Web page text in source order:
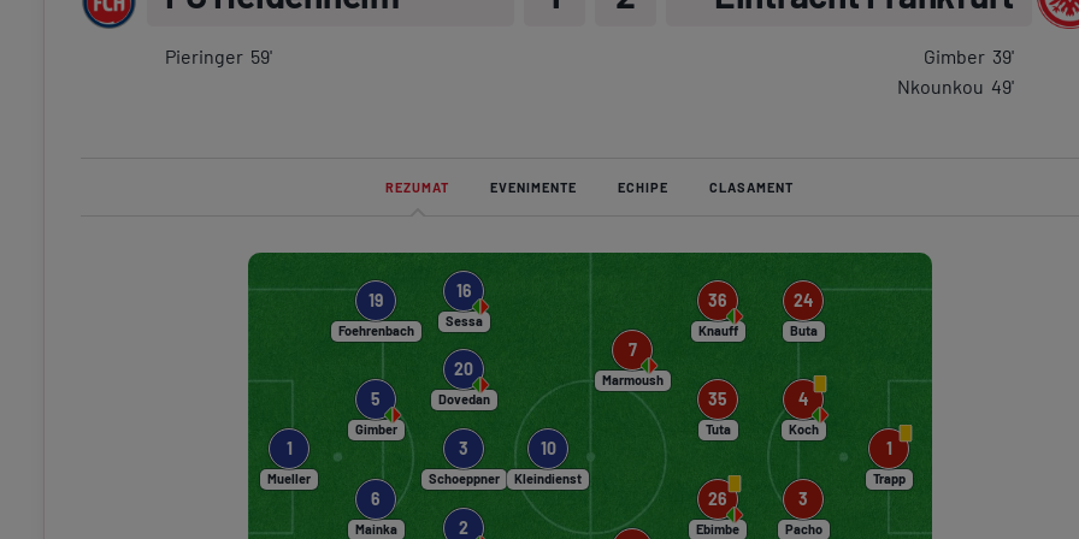
Pieringer 59' Gimber 39'
Nkounkou 49'
REZUMAT EVENIMENTE ECHIPE CLASAMENT
1
Mueller
6
Mainka
5
Gimber
19
Foehrenbach
2
3
Schoeppner
20
Dovedan
16
Sessa
10
Kleindienst
1
Trapp
24
Buta
4
Koch
3
Pacho
36
Knauff
35
Tuta
26
Ebimbe
7
Marmoush